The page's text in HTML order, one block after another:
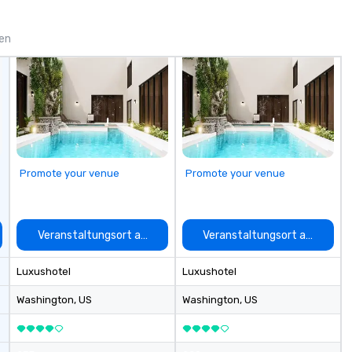
for groups of 10–200. Fully
customizable by industry,
seniority, and objectives.
Promote your venue
Veranstaltungsort auswählen
Luxushotel
Washington, US
Promote your venue
Veranstaltungsort
Luxushotel
Washington, US